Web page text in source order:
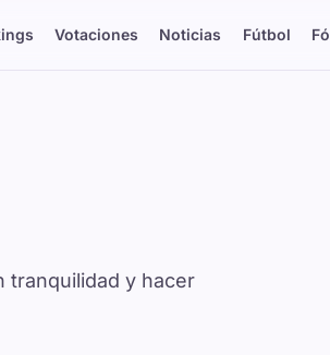
Votaciones Noticias Fútbol
tranquilidad y hacer